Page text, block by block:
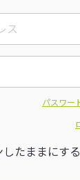
パスワー
したままにする